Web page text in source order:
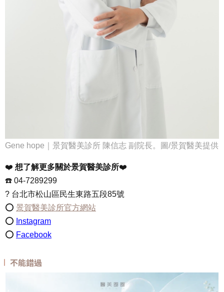
Gene hope ｜景賀醫美診所 陳信志 副院長。圖/景賀醫美提供
❤️ 想了解更多關於景賀醫美診所❤️
☎️ 04-7289299
? 台北市松山區民生東路五段85號
⭕️ 景賀醫美診所官方網站
⭕️ Instagram
⭕️ Facebook
不能錯過